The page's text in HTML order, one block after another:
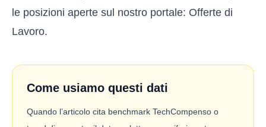
le posizioni aperte sul nostro portale: Offerte di
Lavoro.
Come usiamo questi dati
Quando l’articolo cita benchmark TechCompenso o